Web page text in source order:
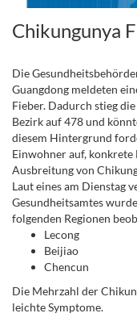
Chikungunya
Die
Guangdong meldeten
Fieber. Dadurch stieg
Bezirk auf 478 und
diesem Hintergrund
Einwohner auf,
Ausbreitung von
Laut eines am Dienstag
Gesundheitsamtes
folgenden Regionen
Lecong
Beijiao
Chencun
Die Mehrzahl der
leichte Symptome.